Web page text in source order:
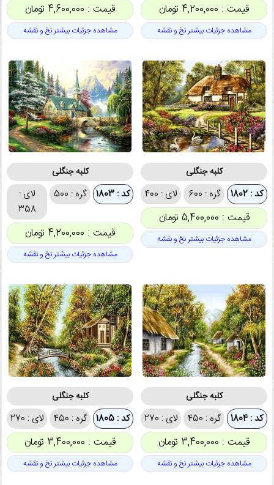
قیمت : 4,200,000 تومان
مشاهده جزئیات بیشتر نخ و نقشه
قیمت : 4,600,000 تومان
مشاهده جزئیات بیشتر نخ و نقشه
کلبه جنگلی
کد : 1802 گره : 600 لای : 400
قیمت : 5,400,000 تومان
مشاهده جزئیات بیشتر نخ و نقشه
کلبه جنگلی
کد : 1803 گره : 500
لای :
358
قیمت : 4,200,000 تومان
مشاهده جزئیات بیشتر نخ و نقشه
کلبه جنگلی
کد : 1804 گره : 450 لای : 270
قیمت : 3,400,000 تومان
مشاهده جزئیات بیشتر نخ و نقشه
کلبه جنگلی
کد : 1805 گره : 450 لای : 270
قیمت : 3,400,000 تومان
مشاهده جزئیات بیشتر نخ و نقشه